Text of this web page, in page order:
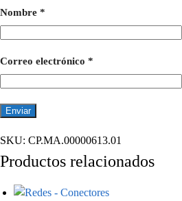
Nombre *
Correo electrónico *
SKU: CP.MA.00000613.01
Productos relacionados